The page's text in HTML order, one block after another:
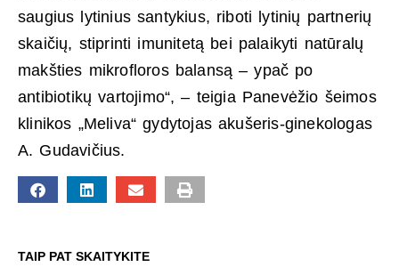
saugius lytinius santykius, riboti lytinių partnerių
skaičių, stiprinti imunitetą bei palaikyti natūralų
makšties mikrofloros balansą – ypač po
antibiotikų vartojimo“, – teigia Panevėžio šeimos
klinikos „Meliva“ gydytojas akušeris-ginekologas
A. Gudavičius.
TAIP PAT SKAITYKITE